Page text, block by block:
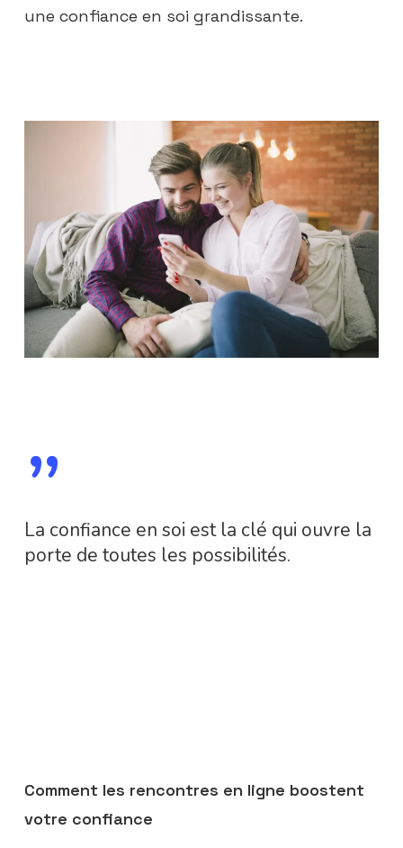
une confiance en soi grandissante.
”
La confiance en soi est la clé qui ouvre la
porte de toutes les possibilités.
Comment les rencontres en ligne boostent
votre confiance